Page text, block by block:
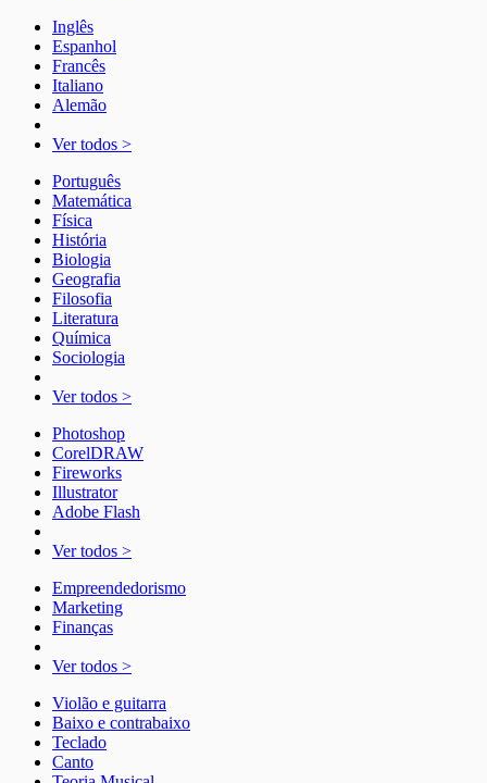
Inglês
Espanhol
Francês
Italiano
Alemão
Ver todos >
Português
Matemática
Física
História
Biologia
Geografia
Filosofia
Literatura
Química
Sociologia
Ver todos >
Photoshop
CorelDRAW
Fireworks
Illustrator
Adobe Flash
Ver todos >
Empreendedorismo
Marketing
Finanças
Ver todos >
Violão e guitarra
Baixo e contrabaixo
Teclado
Canto